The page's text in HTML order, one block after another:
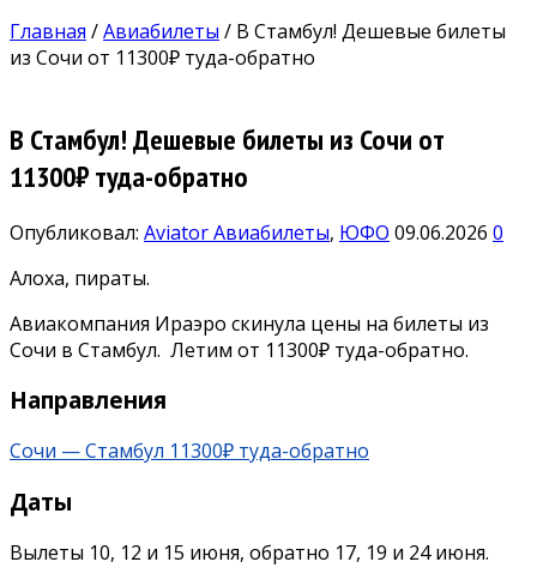
Главная /Авиабилеты / В Стамбул! Дешевые билеты
из Сочи от 11300₽ туда-обратно
В Стамбул! Дешевые билеты из Сочи от
11300₽ туда-обратно
Опубликовал: AviatorАвиабилеты, ЮФО 09.06.2026 0
Алоха, пираты.
Авиакомпания Ираэро скинула цены на билеты из
Сочи в Стамбул. Летим от 11300₽ туда-обратно.
Направления
Сочи — Стамбул 11300₽ туда-обратно
Даты
Вылеты 10, 12 и 15 июня, обратно 17, 19 и 24 июня.